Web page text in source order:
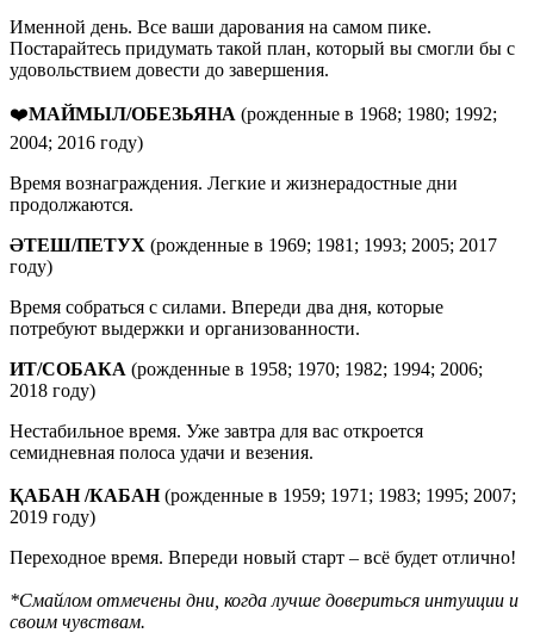
Именной день. Все ваши дарования на самом пике.
Постарайтесь придумать такой план, который вы смогли бы с
удовольствием довести до завершения.
❤️МАЙМЫЛ/ОБЕЗЬЯНА (рожденные в 1968; 1980; 1992;
2004; 2016 году)
Время вознаграждения. Легкие и жизнерадостные дни
продолжаются.
ӘТЕШ/ПЕТУХ (рожденные в 1969; 1981; 1993; 2005; 2017
году)
Время собраться с силами. Впереди два дня, которые
потребуют выдержки и организованности.
ИТ/СОБАКА (рожденные в 1958; 1970; 1982; 1994; 2006;
2018 году)
Нестабильное время. Уже завтра для вас откроется
семидневная полоса удачи и везения.
ҚАБАН /КАБАН(рожденные в 1959; 1971; 1983; 1995; 2007;
2019 году)
Переходное время. Впереди новый старт – всё будет отлично!
*Смайлом отмечены дни, когда лучше довериться интуиции и
своим чувствам.